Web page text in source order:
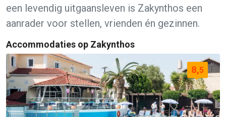
een levendig uitgaansleven is Zakynthos een
aanrader voor stellen, vrienden én gezinnen.
Accommodaties op Zakynthos
8,5